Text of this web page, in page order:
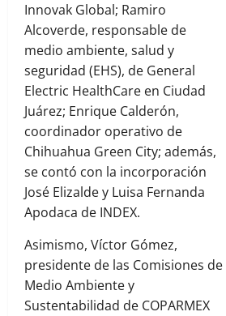
Innovak Global; Ramiro
Alcoverde, responsable de
medio ambiente, salud y
seguridad (EHS), de General
Electric HealthCare en Ciudad
Juárez; Enrique Calderón,
coordinador operativo de
Chihuahua Green City; además,
se contó con la incorporación
José Elizalde y Luisa Fernanda
Apodaca de INDEX.
Asimismo, Víctor Gómez,
presidente de las Comisiones de
Medio Ambiente y
Sustentabilidad de COPARMEX